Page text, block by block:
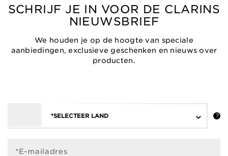
SCHRIJF JE IN VOOR DE CLARINS
NIEUWSBRIEF
We houden je op de hoogte van speciale
aanbiedingen, exclusieve geschenken en nieuws over
producten.
*SELECTEER LAND
*E-mailadres